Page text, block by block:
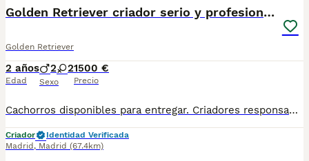
Golden Retriever criador serio y profesionales
Golden Retriever
2 años
Edad
2 2
Sexo
1500 €
Precio
Cachorros disponibles para entregar. Criadores responsables y profesionales. Desconfía de precios económicos , compraventas y demás . En nuestro criadero puedes ver a los ejemplares con sus padres y conocer dónde y cómo los criamos. Es muy importante . WEB altodelpago.es Tlf 679 67 30 10
Criador
Identidad Verificada
Madrid , Madrid (67.4km)